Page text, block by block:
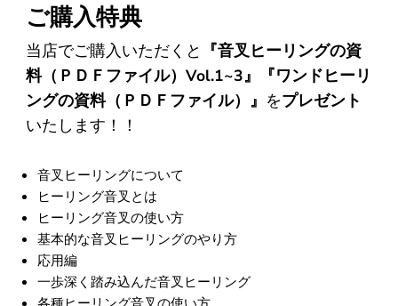
ご購入特典
当店でご購入いただくと
『音叉ヒーリングの資
料（ＰＤＦファイル）Vol.1~3』『ワンドヒーリ
ングの資料（ＰＤＦファイル）』 をプレゼント
いたします！！
音叉ヒーリングについて
ヒーリング音叉とは
ヒーリング音叉の使い方
基本的な音叉ヒーリングのやり方
応用編
一歩深く踏み込んだ音叉ヒーリング